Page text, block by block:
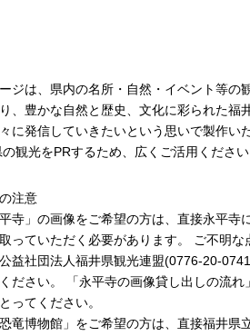
ジは、県内の名所・自然・イベント等の
、豊かな自然と歴史、文化に彩られた福
に発信していきたいという思いで製作い
観光をPRするため、広くご活用くださ
注意
平寺」の画像をご希望の方は、直接永平寺
っていただく必要があります。 ご不明な
益社団法人福井県観光連盟(0776-20-
ださい。 「永平寺の画像貸し出しの流れ
ってください。
恐竜博物館」をご希望の方は、直接福井県